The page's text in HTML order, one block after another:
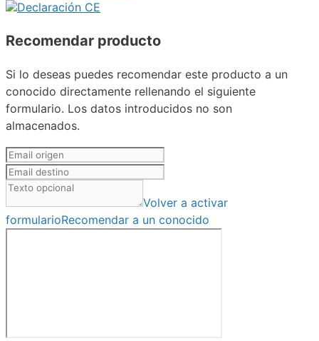
Declaración CE
Recomendar producto
Si lo deseas puedes recomendar este producto a un
conocido directamente rellenando el siguiente
formulario. Los datos introducidos no son
almacenados.
Volver a activar
formularioRecomendar a un conocido